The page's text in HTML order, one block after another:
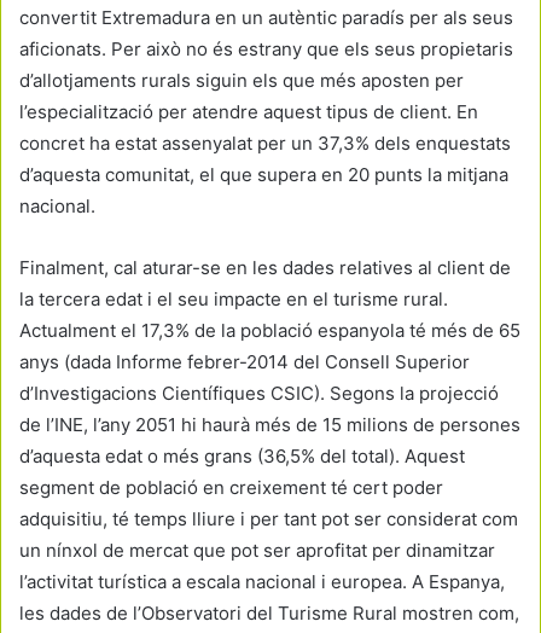
convertit Extremadura en un autèntic paradís per als seus
aficionats. Per això no és estrany que els seus propietaris
d’allotjaments rurals siguin els que més aposten per
l’especialització per atendre aquest tipus de client. En
concret ha estat assenyalat per un 37,3% dels enquestats
d’aquesta comunitat, el que supera en 20 punts la mitjana
nacional.
Finalment, cal aturar-se en les dades relatives al client de
la tercera edat i el seu impacte en el turisme rural.
Actualment el 17,3% de la població espanyola té més de 65
anys (dada Informe febrer-2014 del Consell Superior
d’Investigacions Científiques CSIC). Segons la projecció
de l’INE, l’any 2051 hi haurà més de 15 milions de persones
d’aquesta edat o més grans (36,5% del total). Aquest
segment de població en creixement té cert poder
adquisitiu, té temps lliure i per tant pot ser considerat com
un nínxol de mercat que pot ser aprofitat per dinamitzar
l’activitat turística a escala nacional i europea. A Espanya,
les dades de l’Observatori del Turisme Rural mostren com,